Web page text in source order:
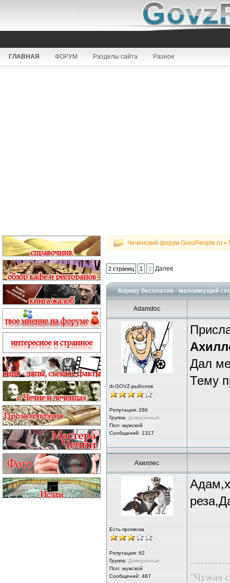
ГЛАВНАЯ ФОРУМ Разделы сайта Разное
Чеченский форум GovzPeople.ru »
2 страниц 1 2 Далее
Корову бесплатно - малоимущей
Adamdoc
dr.GOVZ-рыболов
Репутация: 286
Группа: Доверенные
Пол: мужской
Сообщений: 1317
Дал
Тему
Ахиллес
Есть прописка
Репутация: 62
Группа: Доверенные
Пол: мужской
Сообщений: 487
"Чужая